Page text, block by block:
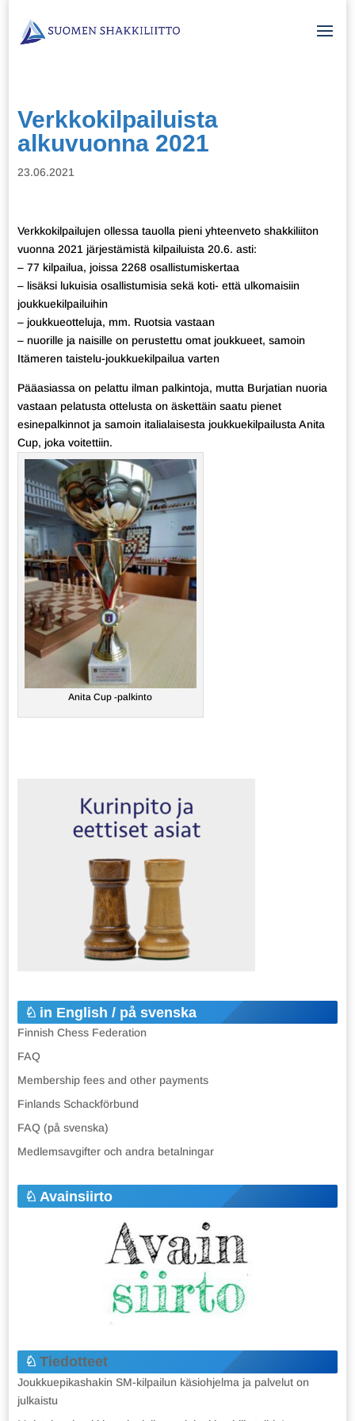
Verkkokilpailuista
alkuvuonna 2021
23.06.2021
Verkkokilpailujen ollessa tauolla pieni yhteenveto shakkiliiton
vuonna 2021 järjestämistä kilpailuista 20.6. asti:
– 77 kilpailua, joissa 2268 osallistumiskertaa
– lisäksi lukuisia osallistumisia sekä koti- että ulkomaisiin
joukkuekilpailuihin
– joukkueotteluja, mm. Ruotsia vastaan
– nuorille ja naisille on perustettu omat joukkueet, samoin
Itämeren taistelu-joukkuekilpailua varten
Pääasiassa on pelattu ilman palkintoja, mutta Burjatian nuoria
vastaan pelatusta ottelusta on äskettäin saatu pienet
esinepalkinnot ja samoin italialaisesta joukkuekilpailusta Anita
Cup, joka voitettiin.
Anita Cup -palkinto
in English / på svenska
Finnish Chess Federation
FAQ
Membership fees and other payments
Finlands Schackförbund
FAQ (på svenska)
Medlemsavgifter och andra betalningar
Avainsiirto
Tiedotteet
Joukkuepikashakin SM-kilpailun käsiohjelma ja palvelut on
julkaistu